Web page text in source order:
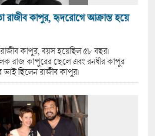
রাজীব কাপুর, হৃদরোগে আক্রান্ত হয়ে
কাপুর, বয়স হয়েছিল ৫৮ বছর।
রাজ কাপুরের ছেলে এবং রনধীর কাপুর
ছিলেন রাজীব কাপুর।